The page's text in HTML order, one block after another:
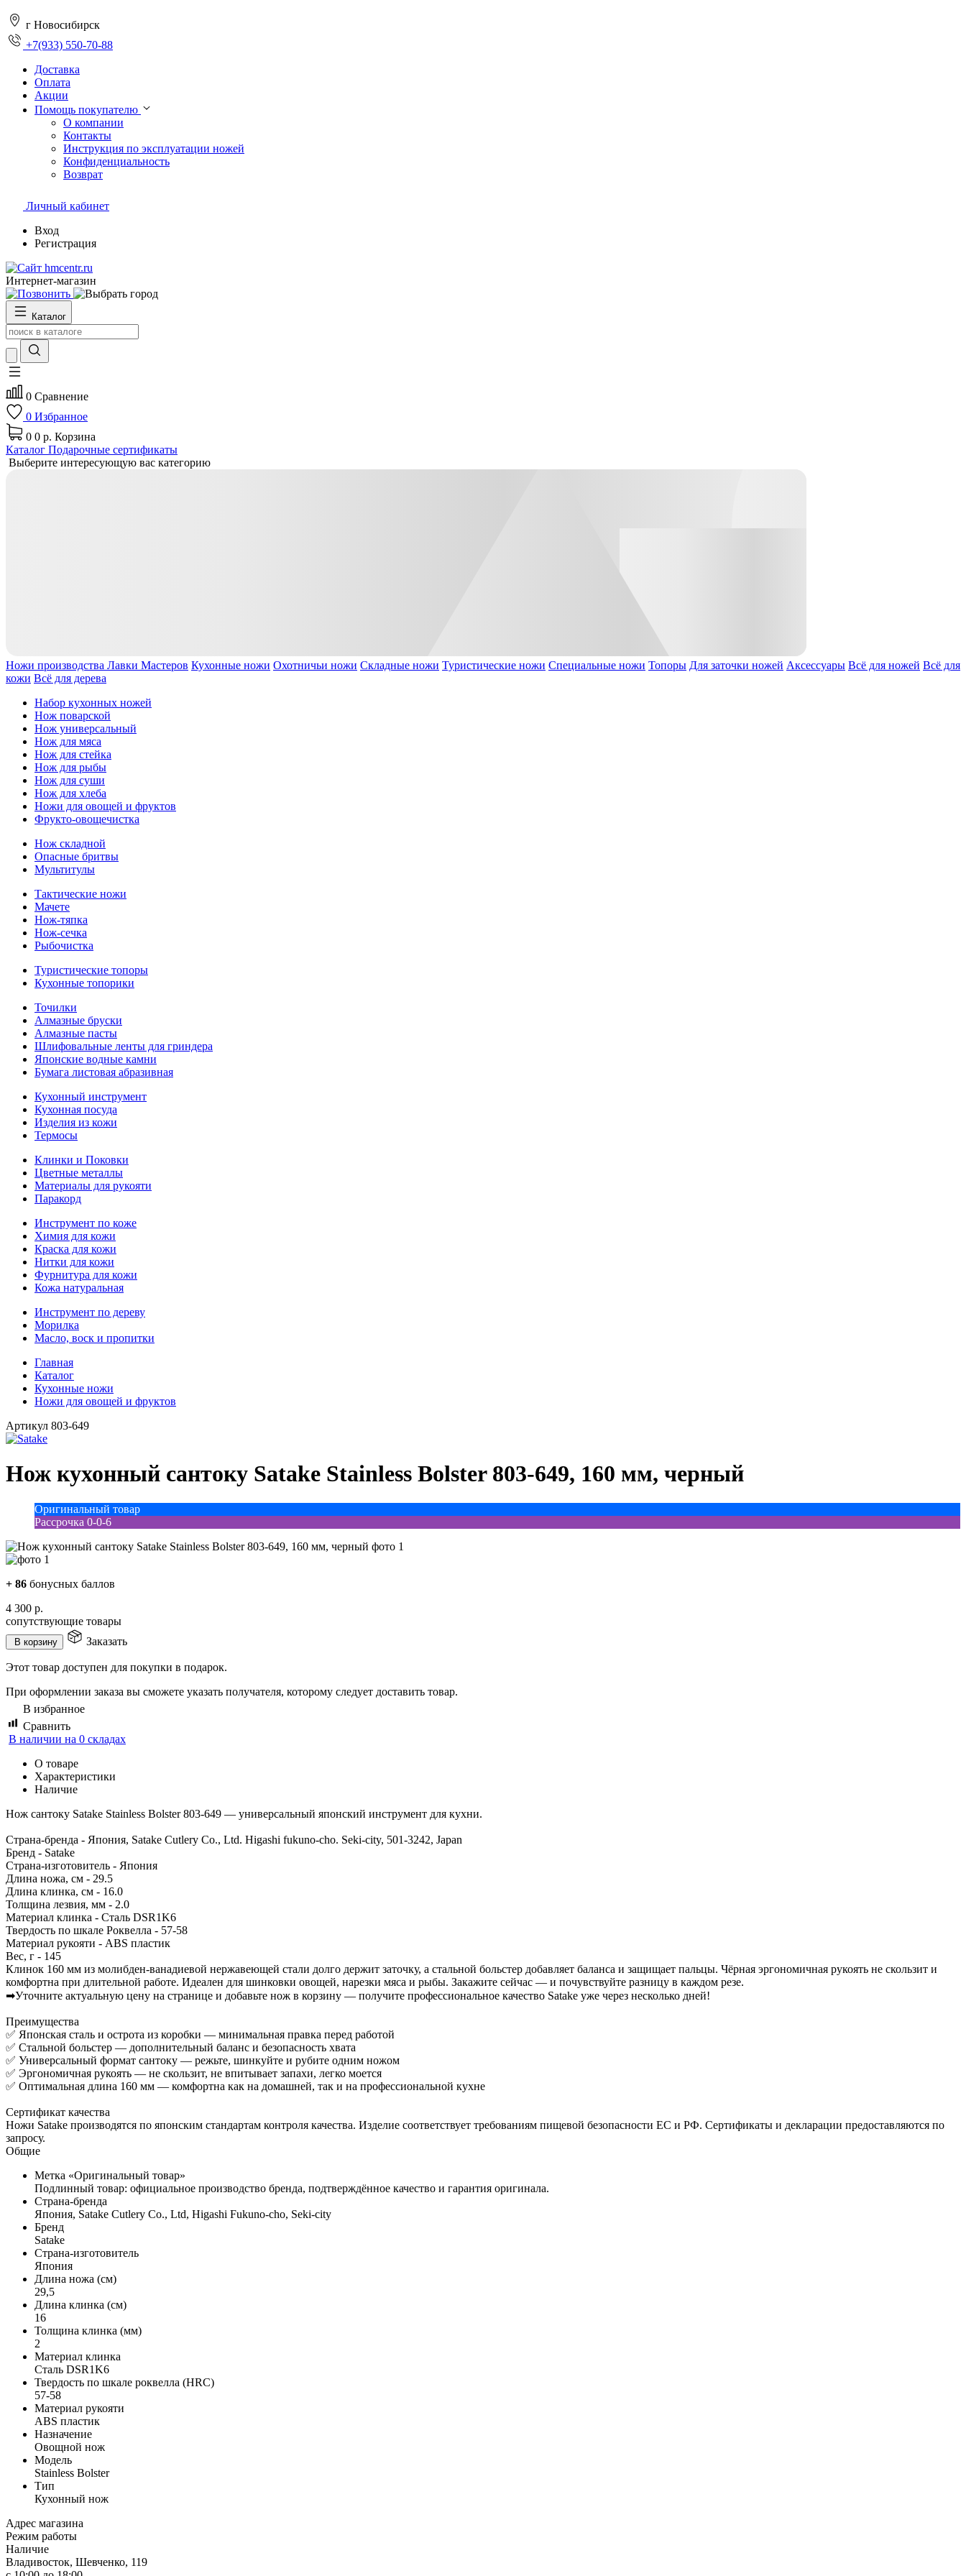
г Новосибирск
+7(933) 550-70-88
Доставка
Оплата
Акции
Помощь покупателю
О компании
Контакты
Инструкция по эксплуатации ножей
Конфиденциальность
Возврат
Личный кабинет
Вход
Регистрация
Интернет-магазин
Каталог
0 Сравнение
0 Избранное
0 0 р. Корзина
Каталог Подарочные сертификаты
Выберите интересующую вас категорию
Ножи производства Лавки Мастеров Кухонные ножи Охотничьи ножи Складные ножи Туристические ножи Специальные ножи Топоры Для заточки ножей Аксессуары Всё для ножей Всё для
кожи Всё для дерева
Набор кухонных ножей
Нож поварской
Нож универсальный
Нож для мяса
Нож для стейка
Нож для рыбы
Нож для суши
Нож для хлеба
Ножи для овощей и фруктов
Фрукто-овощечистка
Нож складной
Опасные бритвы
Мультитулы
Тактические ножи
Мачете
Нож-тяпка
Нож-сечка
Рыбочистка
Туристические топоры
Кухонные топорики
Точилки
Алмазные бруски
Алмазные пасты
Шлифовальные ленты для гриндера
Японские водные камни
Бумага листовая абразивная
Кухонный инструмент
Кухонная посуда
Изделия из кожи
Термосы
Клинки и Поковки
Цветные металлы
Материалы для рукояти
Паракорд
Инструмент по коже
Химия для кожи
Краска для кожи
Нитки для кожи
Фурнитура для кожи
Кожа натуральная
Инструмент по дереву
Морилка
Масло, воск и пропитки
Главная
Каталог
Кухонные ножи
Ножи для овощей и фруктов
Артикул 803-649
Нож кухонный сантоку Satake Stainless Bolster 803-649, 160 мм, черный
Оригинальный товар
Рассрочка 0-0-6
+ 86 бонусных баллов
4 300 р.
сопутствующие товары
В корзину Заказать
Этот товар доступен для покупки в подарок.
При оформлении заказа вы сможете указать получателя, которому следует доставить товар.
В избранное
Сравнить
В наличии на 0 складах
О товаре
Характеристики
Наличие
Нож сантоку Satake Stainless Bolster 803-649 — универсальный японский инструмент для кухни.
Страна-бренда - Япония, Satake Cutlery Co., Ltd. Higashi fukuno-cho. Seki-city, 501-3242, Japan
Бренд - Satake
Страна-изготовитель - Япония
Длина ножа, см - 29.5
Длина клинка, см - 16.0
Толщина лезвия, мм - 2.0
Материал клинка - Сталь DSR1K6
Твердость по шкале Роквелла - 57-58
Материал рукояти - ABS пластик
Вес, г - 145
Клинок 160 мм из молибден-ванадиевой нержавеющей стали долго держит заточку, а стальной больстер добавляет баланса и защищает пальцы. Чёрная эргономичная рукоять не скользит и
комфортна при длительной работе. Идеален для шинковки овощей, нарезки мяса и рыбы. Закажите сейчас — и почувствуйте разницу в каждом резе.
➡Уточните актуальную цену на странице и добавьте нож в корзину — получите профессиональное качество Satake уже через несколько дней!
Преимущества
✅ Японская сталь и острота из коробки — минимальная правка перед работой
✅ Стальной больстер — дополнительный баланс и безопасность хвата
✅ Универсальный формат сантоку — режьте, шинкуйте и рубите одним ножом
✅ Эргономичная рукоять — не скользит, не впитывает запахи, легко моется
✅ Оптимальная длина 160 мм — комфортна как на домашней, так и на профессиональной кухне
Сертификат качества
Ножи Satake производятся по японским стандартам контроля качества. Изделие соответствует требованиям пищевой безопасности ЕС и РФ. Сертификаты и декларации предоставляются по
запросу.
Общие
Метка «Оригинальный товар»
Подлинный товар: официальное производство бренда, подтверждённое качество и гарантия оригинала.
Страна-бренда
Япония, Satake Cutlery Co., Ltd, Higashi Fukuno-cho, Seki-city
Бренд
Satake
Страна-изготовитель
Япония
Длина ножа (см)
29,5
Длина клинка (см)
16
Толщина клинка (мм)
2
Материал клинка
Сталь DSR1K6
Твердость по шкале роквелла (HRC)
57-58
Материал рукояти
ABS пластик
Назначение
Овощной нож
Модель
Stainless Bolster
Тип
Кухонный нож
Адрес магазина
Режим работы
Наличие
Владивосток, Шевченко, 119